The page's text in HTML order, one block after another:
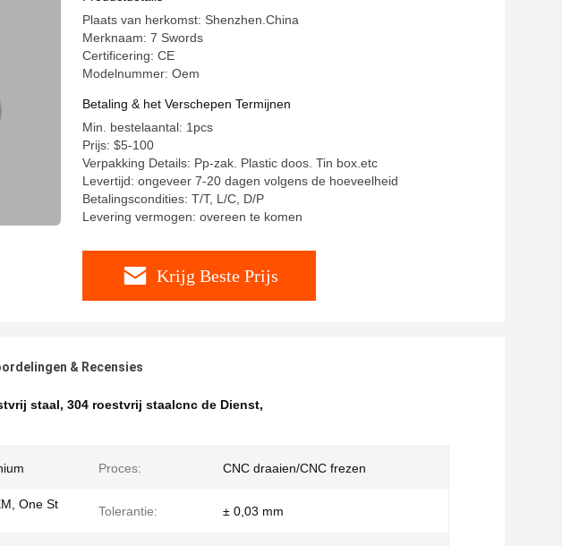
Plaats van herkomst: Shenzhen.China
Merknaam: 7 Swords
Certificering: CE
Modelnummer: Oem
Betaling & het Verschepen Termijnen
Min. bestelaantal: 1pcs
Prijs: $5-100
Verpakking Details: Pp-zak. Plastic doos. Tin box.etc
Levertijd: ongeveer 7-20 dagen volgens de hoeveelheid
Betalingscondities: T/T, L/C, D/P
Levering vermogen: overeen te komen
Krijg Beste Prijs
& Recensies
staal, 304 roestvrij staalcnc de Dienst,
Proces: CNC draaien/CNC frezen
One St
Tolerantie: ± 0,03 mm